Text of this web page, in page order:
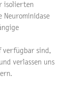
isolierten
Neurominidase
verfügbar sind,
verlassen uns